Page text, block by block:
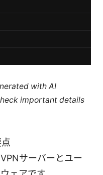
with AI
important details
サーバーとユー